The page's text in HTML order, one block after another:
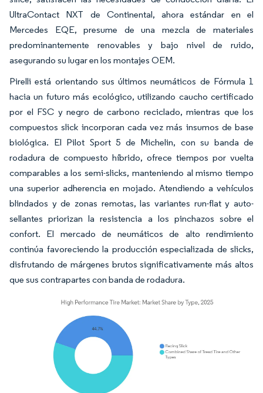
UltraContact NXT de Continental, ahora estándar en el
Mercedes EQE, presume de una mezcla de materiales
predominantemente renovables y bajo nivel de ruido,
asegurando su lugar en los montajes OEM.
Pirelli está orientando sus últimos neumáticos de Fórmula 1
hacia un futuro más ecológico, utilizando caucho certificado
por el FSC y negro de carbono reciclado, mientras que los
compuestos slick incorporan cada vez más insumos de base
biológica. El Pilot Sport 5 de Michelin, con su banda de
rodadura de compuesto híbrido, ofrece tiempos por vuelta
comparables a los semi-slicks, manteniendo al mismo tiempo
una superior adherencia en mojado. Atendiendo a vehículos
blindados y de zonas remotas, las variantes run-flat y auto-
sellantes priorizan la resistencia a los pinchazos sobre el
confort. El mercado de neumáticos de alto rendimiento
continúa favoreciendo la producción especializada de slicks,
disfrutando de márgenes brutos significativamente más altos
que sus contrapartes con banda de rodadura.